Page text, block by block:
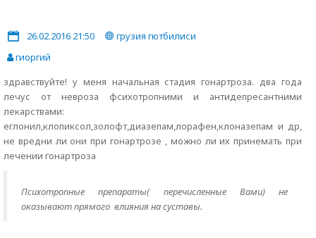
26.02.2016 21:50
грузия гютбилиси
гиоргий
здравствуйте! у меня начальная стадия гонартроза. два года
лечус от невроза фсихотропними и антидепресантними
лекарствами:
еглонил,клопиксол,золофт,диазепам,лорафен,клоназепам и др,
не вредни ли они при гонартрозе , можно ли их принемать при
лечении гонартроза
Психотропные препараты( перечисленные Вами) не
оказывают прямого влияния на суставы.